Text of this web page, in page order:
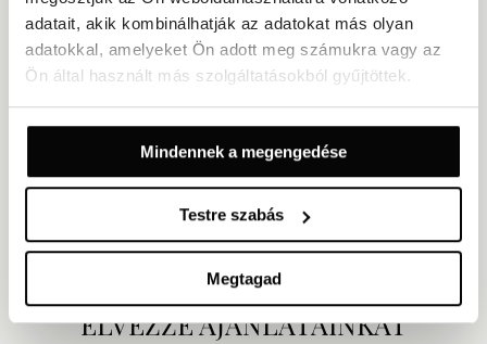
adatait, akik kombinálhatják az adatokat más olyan
adatokkal, amelyeket Ön adott meg számukra vagy az
Ön által használt más szolgáltatásokból gyűjtöttek.
Mindennek a megengedése
Testre szabás
Megtagad
Kétágyas szoba pótággyal | Hotel Andrija
Alapterület: 22 m² Udvarra vagy parkra néző kilátás
2 külön ágy vagy egy nagyméretű franciaágy és egy további
egyszemélyes ágy
Fantáziadús és családbarát szoba két felnőtt és két, 12 éven aluli
bútorokkal, valamint udvarra vagy parkra néző kilátással. A
felszereltség része a variálható fekhely, a síkképernyős TV és a
modern, zuhanyfülkés fürdőszoba.
EXPLORE
ÉLVEZZE AJÁNLATAINKAT